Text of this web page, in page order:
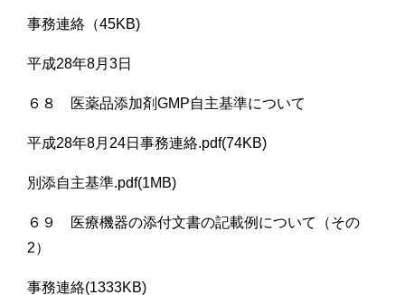
事務連絡（45KB)
平成28年8月3日
６８ 医薬品添加剤GMP自主基準について
平成28年8月24日事務連絡.pdf(74KB)
別添自主基準.pdf(1MB)
６９ 医療機器の添付文書の記載例について（その
2）
事務連絡(1333KB)